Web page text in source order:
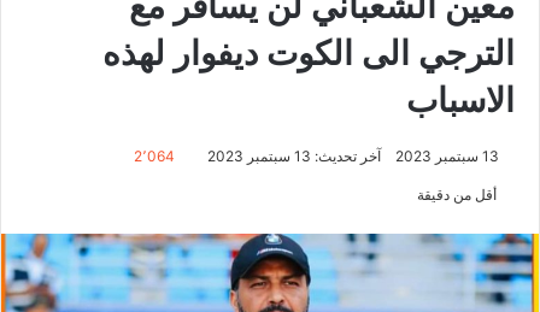
الترجي الى الكوت ديفوار لهذه
الاسباب
13 سبتمبر 2023 آخر تحديث: 13 سبتمبر 2023 2٬064
أقل من دقيقة